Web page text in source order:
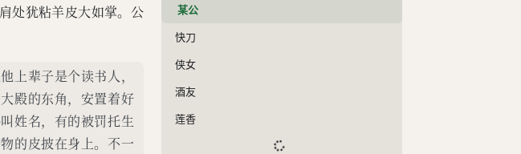
处犹粘羊皮大如掌。公
上辈子是个读书人，
殿的东角，安置着好
姓名，有的被罚托生
的皮披在身上。不一
某公
快刀
侠女
酒友
莲香